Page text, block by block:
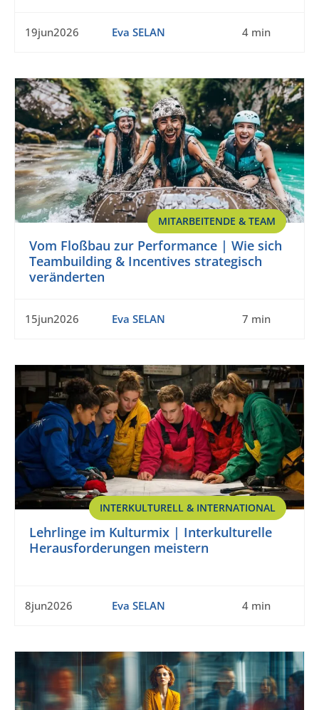
19jun2026 Eva SELAN 4 min
MITARBEITENDE & TEAM
Vom Floßbau zur Performance | Wie sich
Teambuilding & Incentives strategisch
veränderten
15jun2026 Eva SELAN 7 min
INTERKULTURELL & INTERNATIONAL
Lehrlinge im Kulturmix | Interkulturelle
Herausforderungen meistern
8jun2026 Eva SELAN 4 min